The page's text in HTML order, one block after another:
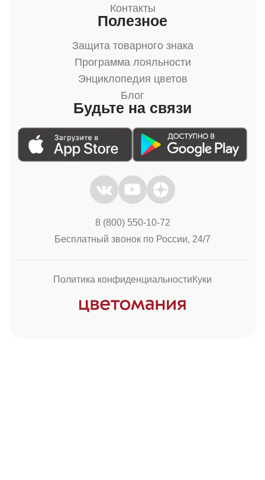
Контакты
Полезное
Защита товарного знака
Программа лояльности
Энциклопедия цветов
Блог
Будьте на связи
8 (800) 550-10-72
Бесплатный звонок по России, 24/7
Политика конфиденциальностиКуки